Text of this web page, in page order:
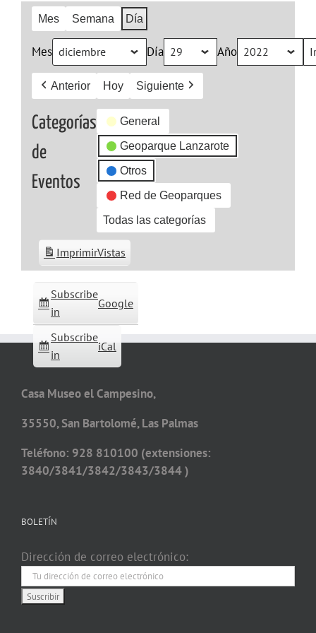
Mes Semana Día
Mes Día Año
Anterior Hoy Siguiente
Categorías
de
Eventos
General
Geoparque Lanzarote
Otros
Red de Geoparques
Todas las categorías
Subscribe
in
Google
Subscribe
in
iCal
ImprimirVistas
Casa Museo el Campesino,
35550, San Bartolomé, Las Palmas
Teléfono: 928 810100 (extensiones:
3840/3841/3842/3843/3844 )
BOLETÍN
Dirección de correo electrónico: